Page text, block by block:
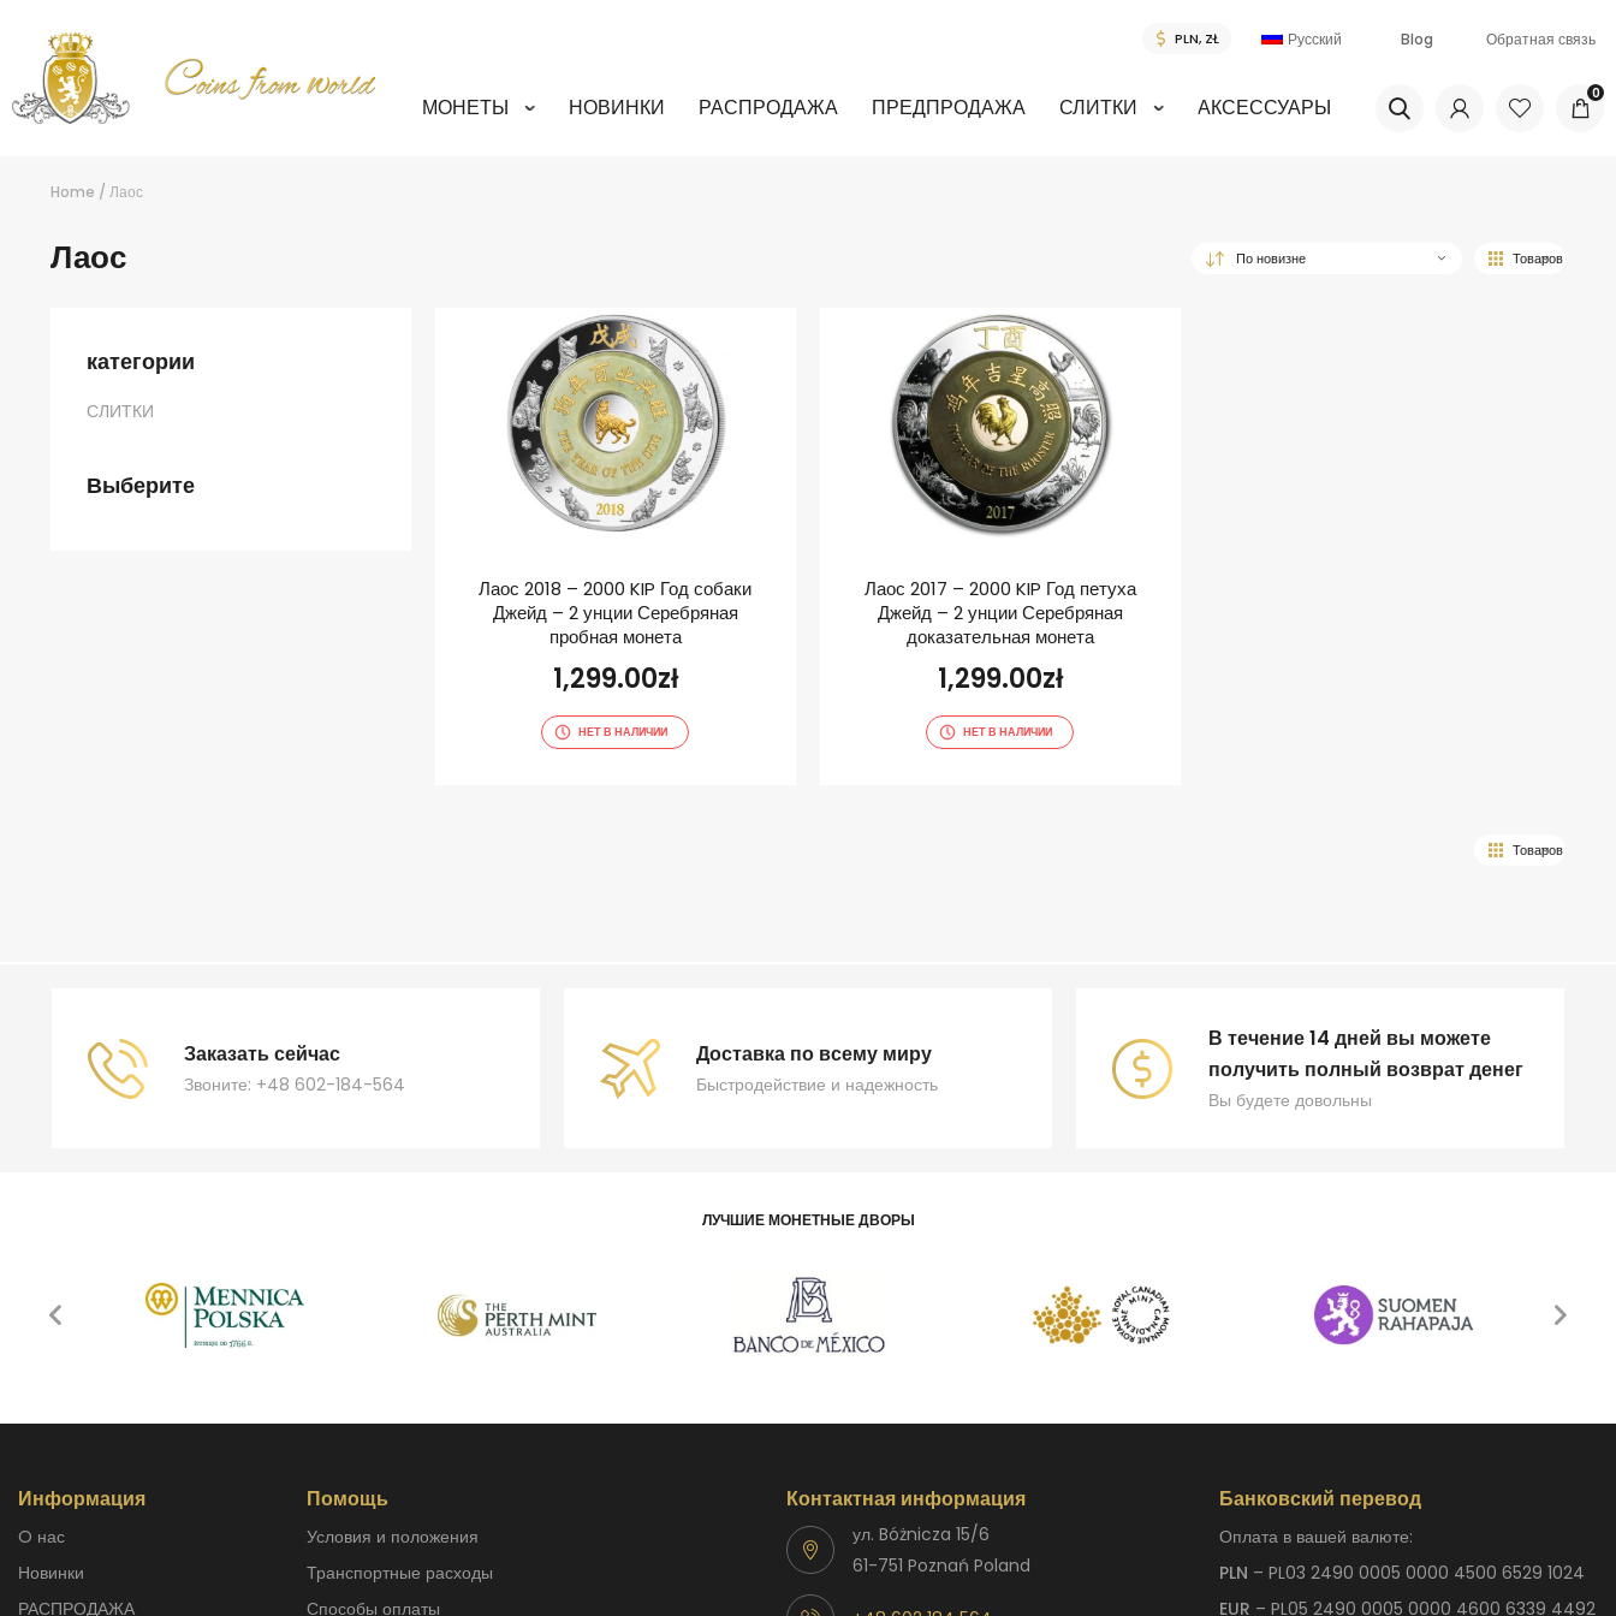
Русский Blog Обратная связь
МОНЕТЫ НОВИНКИ РАСПРОДАЖА ПРЕДПРОДАЖА СЛИТКИ АКСЕССУАРЫ
0
Home / Лаос
Лаос
категории
СЛИТКИ
Выберите
Лаос 2018 – 2000 KIP Год собаки
Джейд – 2 унции Серебряная
пробная монета
1,299.00zł
НЕТ В НАЛИЧИИ
Лаос 2017 – 2000 KIP Год петуха
Джейд – 2 унции Серебряная
доказательная монета
1,299.00zł
НЕТ В НАЛИЧИИ
Заказать сейчас
Звоните: +48 602-184-564
Доставка по всему миру
Быстродействие и надежность
В течение 14 дней вы можете
получить полный возврат денег
Вы будете довольны
ЛУЧШИЕ МОНЕТНЫЕ ДВОРЫ
Информация
O нас
Новинки
РАСПРОДАЖА
Помощь
Условия и положения
Транспортные расходы
способы оплаты
Контактная информация
ул. Bóżnicza 15/6
61-751 Poznań Poland
Банковский перевод
Оплата в вашей валюте:
PLN – PL03 2490 0005 0000 4500 6529 1024
EUR – PL05 2490 0005 0000 4600 6339 4492